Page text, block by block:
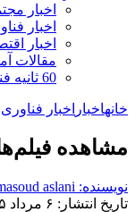
اخبار
اخبار
اخبار
مقالات
60 ثانیه فناوری
خانهاخبار اخبار فناوری
مشاهده
نویسنده: masoud aslani
تاریخ انتشار: ۶ مرداد ۱۳۹۵